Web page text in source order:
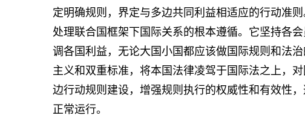
定明确规则，界定与多边共同利益相适应的行动准
处理联合国框架下国际关系的根本遵循。它坚持各
调各国利益，无论大国小国都应该做国际规则和法
主义和双重标准，将本国法律凌驾于国际法之上，
边行动规则建设，增强规则执行的权威性和有效性
正常运行。